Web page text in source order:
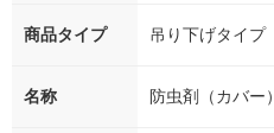
商品タイプ 吊り下げタイプ
名称 防虫剤（カバー）